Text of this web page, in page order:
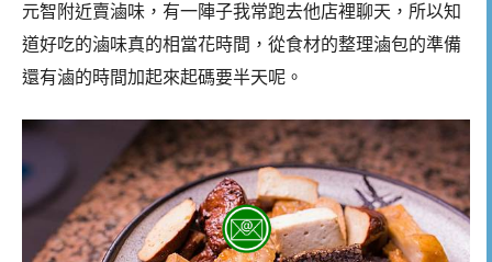
元智附近賣滷味，有一陣子我常跑去他店裡聊天，所以知
道好吃的滷味真的相當花時間，從食材的整理滷包的準備
還有滷的時間加起來起碼要半天呢。